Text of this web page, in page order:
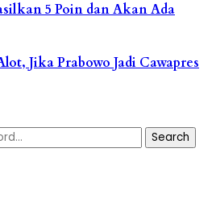
5 Poin dan Akan Ada
Jika Prabowo Jadi Cawapres
Search